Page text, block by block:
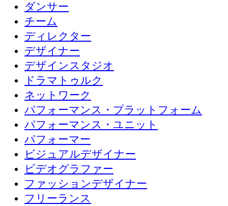
ダンサー
チーム
ディレクター
デザイナー
デザインスタジオ
ドラマトゥルク
ネットワーク
パフォーマンス・プラットフォーム
パフォーマンス・ユニット
パフォーマー
ビジュアルデザイナー
ビデオグラファー
ファッションデザイナー
フリーランス